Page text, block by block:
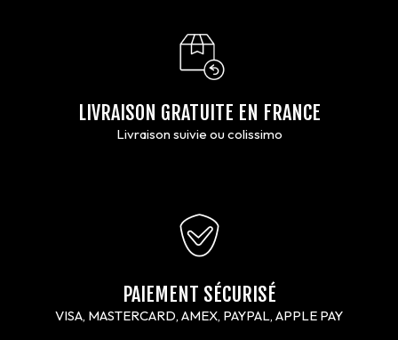
LIVRAISON GRATUITE EN FRANCE
Livraison suivie ou colissimo
PAIEMENT SÉCURISÉ
VISA, MASTERCARD, AMEX, PAYPAL, APPLE PAY